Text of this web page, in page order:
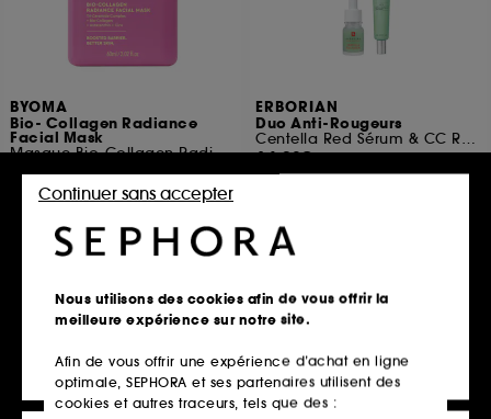
BYOMA
Bio- Collagen Radiance
Facial Mask
Masque Bio-Collagen Radiance
475
22,00€
Ajouter au panier
ERBORIAN
Duo Anti-Rougeurs
Centella Red Sérum & CC Red Correct
64,90€
2 produits
Découvrir
Best seller
Nous utilisons des cookies afin de vous offrir la
meilleure expérience sur notre site.
Afin de vous offrir une expérience d’achat en ligne
optimale, SEPHORA et ses partenaires utilisent des
cookies et autres traceurs, tels que des :
Continuer sans accepter